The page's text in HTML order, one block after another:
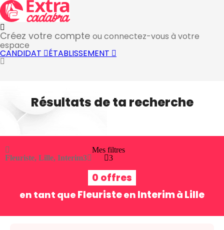
Créez votre compte ou connectez-vous à votre
espace
CANDIDAT ÉTABLISSEMENT
Résultats de ta recherche
Fleuriste, Lille, Interim3
Mes filtres
3
0 offres
en tant que Fleuristeen Interimà Lille